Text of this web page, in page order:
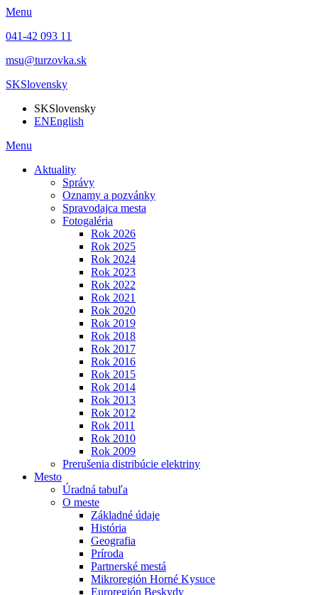
Menu
041-42 093 11
msu@turzovka.sk
SKSlovensky
SKSlovensky
ENEnglish
Menu
Aktuality
Správy
Oznamy a pozvánky
Spravodajca mesta
Fotogaléria
Rok 2026
Rok 2025
Rok 2024
Rok 2023
Rok 2022
Rok 2021
Rok 2020
Rok 2019
Rok 2018
Rok 2017
Rok 2016
Rok 2015
Rok 2014
Rok 2013
Rok 2012
Rok 2011
Rok 2010
Rok 2009
Prerušenia distribúcie elektriny
Mesto
Úradná tabuľa
O meste
Základné údaje
História
Geografia
Príroda
Partnerské mestá
Mikroregión Horné Kysuce
Euroregión Beskydy